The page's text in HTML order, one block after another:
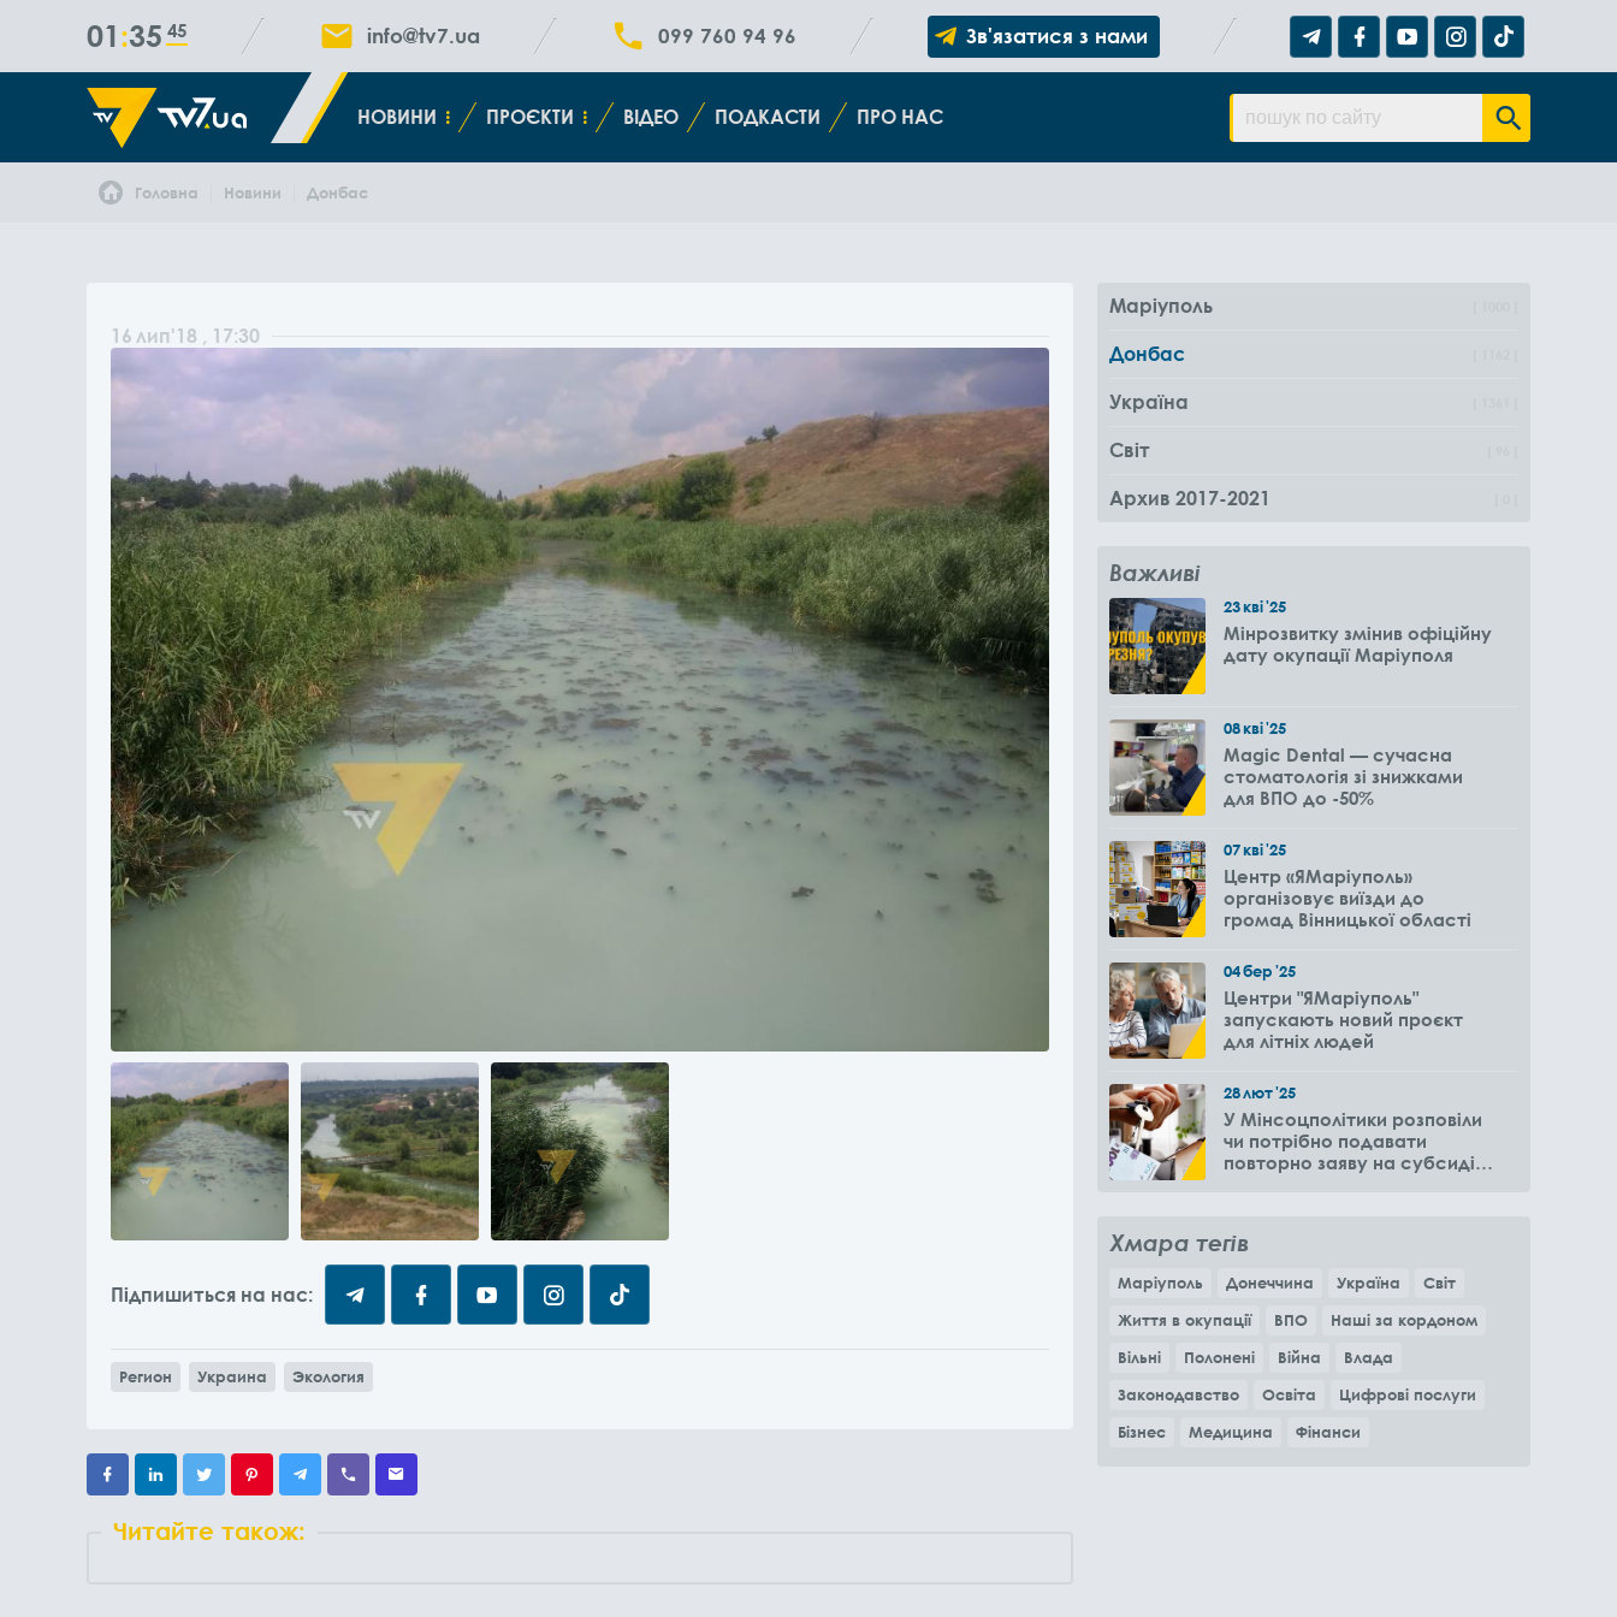
01 35 46 info@tv7.ua 099 760 94 96 Зв'язатися з нами
НОВИНИ ПРОЄКТИ ВІДЕО ПОДКАСТИ ПРО НАС
Головна Новини Донбас
16 лип'18 , 17:30
Підпишиться на нас:
Регион Украина Экология
Читайте також:
Маріуполь
Донбас
Україна
Світ
Архив 2017-2021
Важливі
23кві'25
Мінрозвитку змінив офіційну
дату окупації Маріуполя
08кві'25
Magic Dental — сучасна
стоматологія зі знижками
для ВПО до -50%
07кві'25
Центр «ЯМаріуполь»
організовує виїзди до
громад Вінницької області
04бер'25
Центри "ЯМаріуполь"
запускають новий проєкт
для літніх людей
28лют'25
У Мінсоцполітики розповіли
чи потрібно подавати
повторно заяву на субсидію
Хмара тегів
Маріуполь Донеччина Україна
Світ
Життя в окупації
ВПО
Наші за кордоном
Вільні
Полонені Війна
Влада
Законодавство
Освіта
Цифрові послуги
Бізнес
Медицина Фінанси